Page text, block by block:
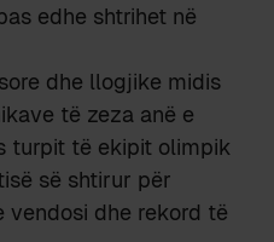
edhe shtrihet në
dhe llogjike midis
të zeza anë e
turpit të ekipit olimpik
së shtirur për
vendosi dhe rekord të